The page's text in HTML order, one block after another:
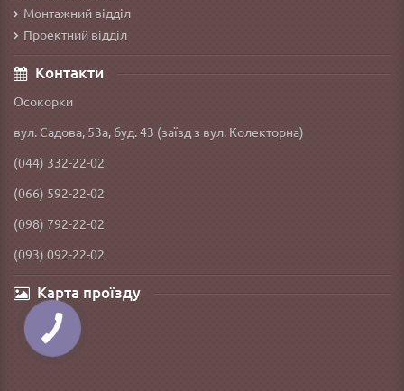
Монтажний відділ
Проектний відділ
Контакти
Осокорки
вул. Садова, 53а, буд. 43 (заїзд з вул. Колекторна)
(044) 332-22-02
(066) 592-22-02
(098) 792-22-02
(093) 092-22-02
Карта проїзду
КНОПКА
ЗВ'ЯЗКУ